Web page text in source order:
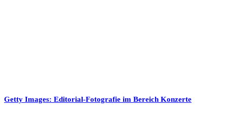
Getty Images: Editorial-Fotografie im Bereich Konzerte